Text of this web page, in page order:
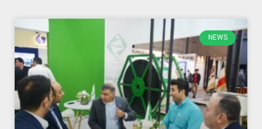
NEWS